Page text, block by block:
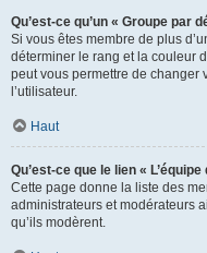
Qu’est-ce qu’un « Groupe par
Si vous êtes membre de plus
déterminer le rang et la couleur
peut vous permettre de changer
l’utilisateur.
Haut
Qu’est-ce que le lien «
Cette page donne la liste des
administrateurs et modérateurs
qu’ils modèrent.